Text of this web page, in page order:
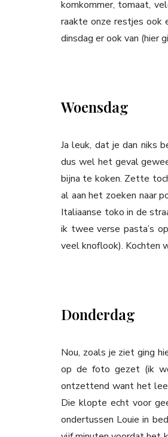
komkommer, tomaat,
raakte onze restjes
dinsdag er ook van (hier
Woensdag
Ja leuk, dat je dan niks
dus wel het geval
bijna te koken. Zette
al aan het zoeken naar
Italiaanse toko in de
ik twee verse pasta’s
veel knoflook). Kochten
Donderdag
Nou, zoals je ziet ging
op de foto gezet (ik
ontzettend want het
Die klopte echt voor
ondertussen Louie in